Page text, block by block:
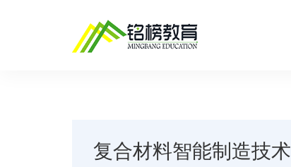
复合材料智能制造技术